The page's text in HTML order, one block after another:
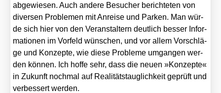
abge­wie­sen. Auch ande­re Besu­cher berich­te­ten von
diver­sen Pro­ble­men mit Anrei­se und Par­ken. Man wür­
de sich hier von den Ver­an­stal­tern deut­lich bes­ser Infor­
ma­tio­nen im Vor­feld wün­schen, und vor allem Vor­schlä­
ge und Kon­zep­te, wie die­se Pro­ble­me umgan­gen wer­
den kön­nen. Ich hof­fe sehr, dass die neu­en »Kon­zep­te«
in Zukunft noch­mal auf Rea­li­täts­taug­lich­keit geprüft und
ver­bes­sert wer­den.